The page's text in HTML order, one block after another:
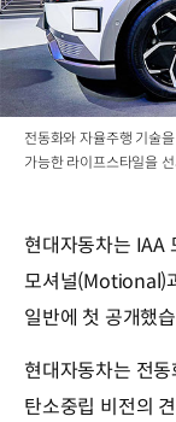
전동화와 자율주행 기술
가능한 라이프스타일을
현대자동차는 IAA
모셔널(Motional)
일반에 첫 공개했
현대자동차는 전
탄소중립 비전의